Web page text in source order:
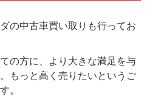
の中古車買い取りも行ってお
の方に、より大きな満足を与
もっと高く売りたいというご
。